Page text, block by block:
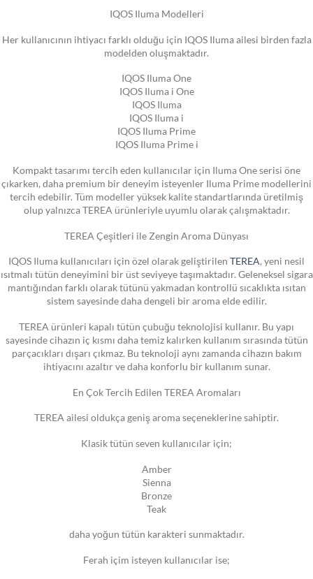
IQOS Iluma Modelleri
Her kullanıcının ihtiyacı farklı olduğu için IQOS Iluma ailesi birden fazla
modelden oluşmaktadır.
IQOS Iluma One
IQOS Iluma i One
IQOS Iluma
IQOS Iluma i
IQOS Iluma Prime
IQOS Iluma Prime i
Kompakt tasarımı tercih eden kullanıcılar için Iluma One serisi öne
çıkarken, daha premium bir deneyim isteyenler Iluma Prime modellerini
tercih edebilir. Tüm modeller yüksek kalite standartlarında üretilmiş
olup yalnızca TEREA ürünleriyle uyumlu olarak çalışmaktadır.
TEREA Çeşitleri ile Zengin Aroma Dünyası
IQOS Iluma kullanıcıları için özel olarak geliştirilen TEREA, yeni nesil
ısıtmalı tütün deneyimini bir üst seviyeye taşımaktadır. Geleneksel sigara
mantığından farklı olarak tütünü yakmadan kontrollü sıcaklıkta ısıtan
sistem sayesinde daha dengeli bir aroma elde edilir.
TEREA ürünleri kapalı tütün çubuğu teknolojisi kullanır. Bu yapı
sayesinde cihazın iç kısmı daha temiz kalırken kullanım sırasında tütün
parçacıkları dışarı çıkmaz. Bu teknoloji aynı zamanda cihazın bakım
ihtiyacını azaltır ve daha konforlu bir kullanım sunar.
En Çok Tercih Edilen TEREA Aromaları
TEREA ailesi oldukça geniş aroma seçeneklerine sahiptir.
Klasik tütün seven kullanıcılar için;
Amber
Sienna
Bronze
Teak
daha yoğun tütün karakteri sunmaktadır.
Ferah içim isteyen kullanıcılar ise;